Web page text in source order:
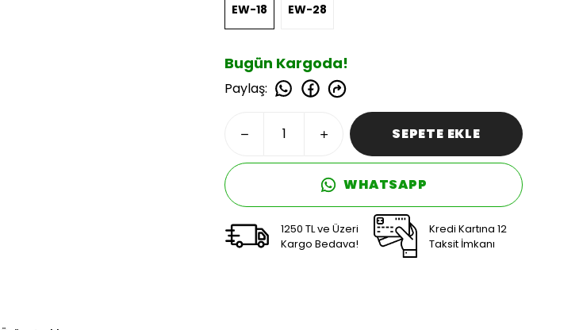
EW-18 EW-28
Bugün Kargoda!
Paylaş:
SEPETE EKLE
WHATSAPP
1250 TL ve Üzeri
Kargo Bedava!
Kredi Kartına 12
Taksit İmkanı